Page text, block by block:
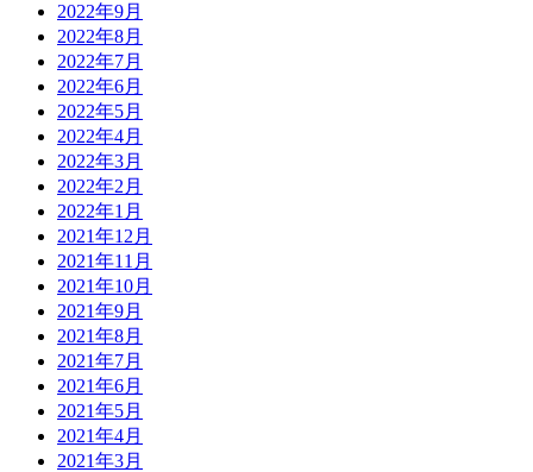
2022年9月
2022年8月
2022年7月
2022年6月
2022年5月
2022年4月
2022年3月
2022年2月
2022年1月
2021年12月
2021年11月
2021年10月
2021年9月
2021年8月
2021年7月
2021年6月
2021年5月
2021年4月
2021年3月